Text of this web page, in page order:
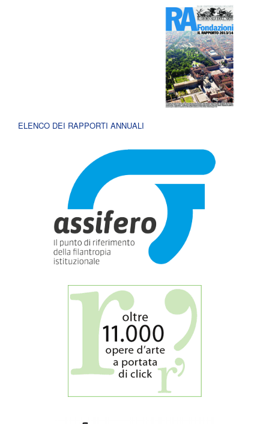
ELENCO DEI RAPPORTI ANNUALI